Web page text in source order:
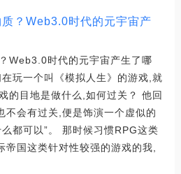
？Web3.0时代的元宇宙产
Web3.0时代的元宇宙产生了哪
玩一个叫《模拟人生》的游戏,就
的目地是做什么,如何过关？ 他回
不会有过关,便是饰演一个虚似的
都可以”。 那时候习惯RPG这类
国这类针对性较强的游戏的我,